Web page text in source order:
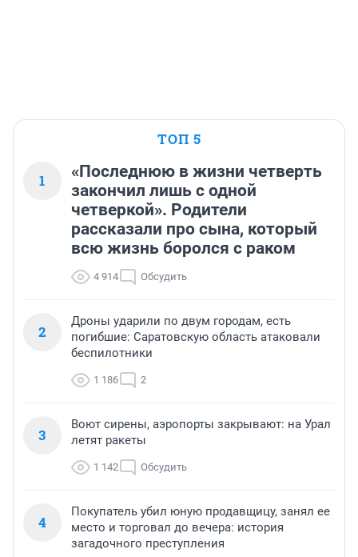
ТОП 5
1
«Последнюю в жизни четверть
закончил лишь с одной
четверкой». Родители
рассказали про сына, который
всю жизнь боролся с раком
4 914 Обсудить
2
Дроны ударили по двум городам, есть
погибшие: Саратовскую область атаковали
беспилотники
1 186 2
3
Воют сирены, аэропорты закрывают: на Урал
летят ракеты
1 142 Обсудить
4
Покупатель убил юную продавщицу, занял ее
место и торговал до вечера: история
загадочного преступления